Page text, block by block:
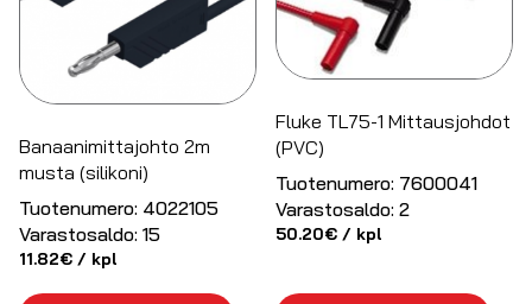
Banaanimittajohto 2m
musta (silikoni)
Tuotenumero: 4022105
Varastosaldo: 15
11.82€ / kpl
Fluke TL75-1 Mittausjohdot
(PVC)
Tuotenumero: 7600041
Varastosaldo: 2
50.20€ / kpl